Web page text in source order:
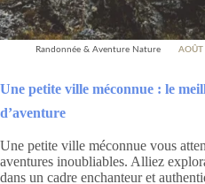
Randonnée & Aventure Nature AOÛT
Une petite ville méconnue : le
d’aventure
Une petite ville méconnue vous
aventures inoubliables. Alliez
dans un cadre enchanteur et